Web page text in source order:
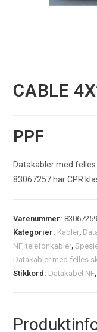
CABLE
PPF
Datakabler med
83067257 har CPR
Varenummer:83067259
Kategorier: Kabler,
NF, telefonkabler,
Datakabler med felles
Stikkord: Datakabel NF